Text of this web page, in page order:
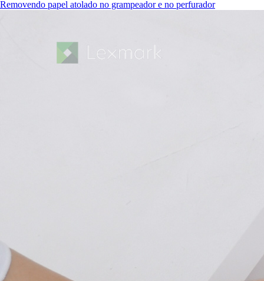
Removendo papel atolado no grampeador e no perfurador